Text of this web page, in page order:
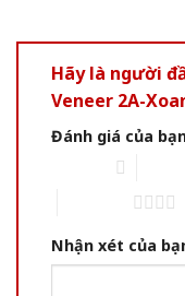
Hãy là người
Veneer 2A-
Đánh giá của
Nhận xét của